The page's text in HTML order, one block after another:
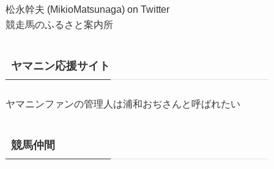
松永幹夫 (MikioMatsunaga) on Twitter
競走馬のふるさと案内所
ヤマニン応援サイト
ヤマニンファンの管理人は浦和おぢさんと呼ばれたい
競馬仲間